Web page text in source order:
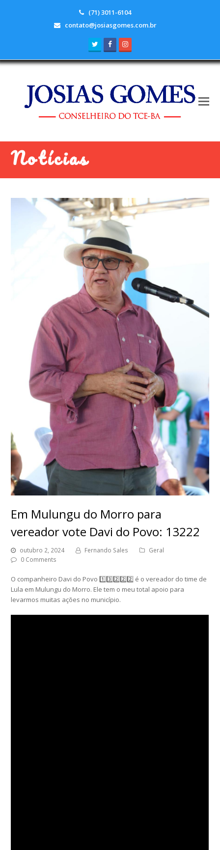
(71) 3011-6104
contato@josiasgomes.com.br
TwitterFacebook
Notícias
Em Mulungu do Morro para
vereador vote Davi do Povo: 13222
outubro 2, 2024 Fernando Sales
Geral
0 Comments
O companheiro Davi do Povo 1️⃣3️⃣2️⃣2️⃣2️⃣ é o vereador do time de
Lula em Mulungu do Morro. Ele tem o meu total apoio para
levarmos muitas ações no município.